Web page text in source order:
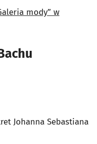
mody” w
Johanna Sebastiana